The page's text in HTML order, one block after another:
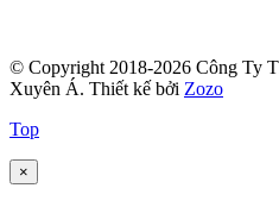
© Copyright 2018-2026 Công Ty
Xuyên Á. Thiết kế bởi Zozo
Top
×